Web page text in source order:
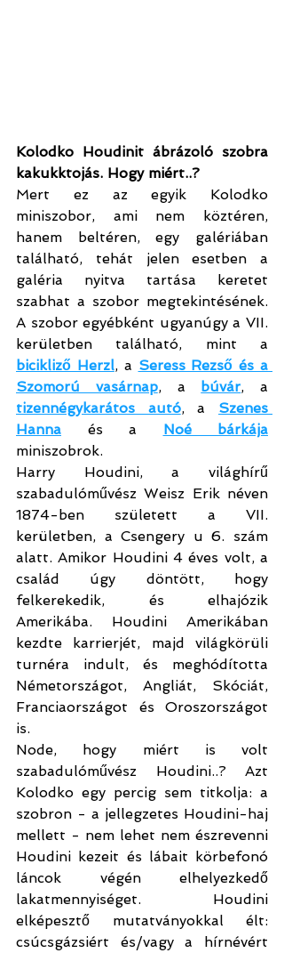
Kolodko Houdinit ábrázoló szobra
kakukktojás. Hogy miért..?
Mert ez az egyik Kolodko
miniszobor, ami nem köztéren,
hanem beltéren, egy galériában
található, tehát jelen esetben a
galéria nyitva tartása keretet
szabhat a szobor megtekintésének.
A szobor egyébként ugyanúgy a VII.
bicikliző Herzl, a Seress Rezső és a
Szomorú vasárnap, a búvár
tizennégykarátos autó, a Szenes
Hanna és a Noé bárkája
miniszobrok.
Harry Houdini, a világhírű
szabadulóművész Weisz Erik néven
1874-ben született a VII.
kerületben, a Csengery u 6. szám
alatt. Amikor Houdini 4 éves volt, a
család úgy döntött, hogy
felkerekedik, és elhajózik
Amerikába. Houdini Amerikában
kezdte karrierjét, majd világkörüli
turnéra indult, és meghódította
Németországot, Angliát, Skóciát,
Franciaországot és Oroszországot
is.
Node, hogy miért is volt
szabadulóművész Houdini..? Azt
Kolodko egy percig sem titkolja: a
szobron - a jellegzetes Houdini-haj
mellett - nem lehet nem észrevenni
Houdini kezeit és lábait körbefonó
láncok végén elhelyezkedő
lakatmennyiséget. Houdini
elképesztő mutatványokkal élt:
csúcsgázsiért és/vagy a hírnévért